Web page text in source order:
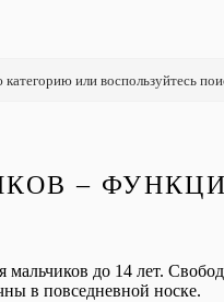
или воспользуйтесь
–
до 14 лет.
в повседневной носке.